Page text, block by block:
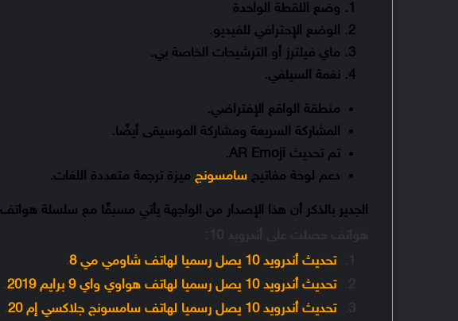
وضع اللقطة الواحدة
الوضع الإحترافي للفيديو.
ماي فيلترز أو الترشيحات الخاصة بي.
نغمة السيلفي.
منطقة الواقع الإفتراضي.
المشاركة السريعة ومشاركة الموسيقى أيضًا.
تم تحديث AR Emoji.
دعم لوحة مفاتيحسامسونج ميزة ترجمة متعددة اللغات.
الجدير بالذكر أن هذا الإصدار من الواجهة يأتي مسبقًا مع سلسلة هواتف
تحديث أندرويد 10 يصل رسميا لهاتف شاومي مي 8
تحديث أندرويد 10 يصل رسميا لهاتف هواوي واي 9 برايم 2019
تحديث أندرويد 10 يصل رسميا لهاتف سامسونج جلاكسي إم 20